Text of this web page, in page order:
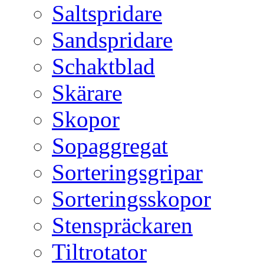
Saltspridare
Sandspridare
Schaktblad
Skärare
Skopor
Sopaggregat
Sorteringsgripar
Sorteringsskopor
Stenspräckaren
Tiltrotator